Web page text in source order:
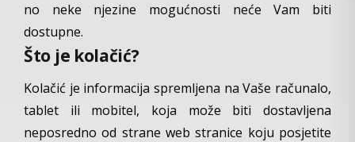
no neke njezine mogućnosti neće Vam biti
dostupne.
Što je kolačić?
Kolačić je informacija spremljena na Vaše računalo,
tablet ili mobitel, koja može biti dostavljena
neposredno od strane web stranice koju posjetite